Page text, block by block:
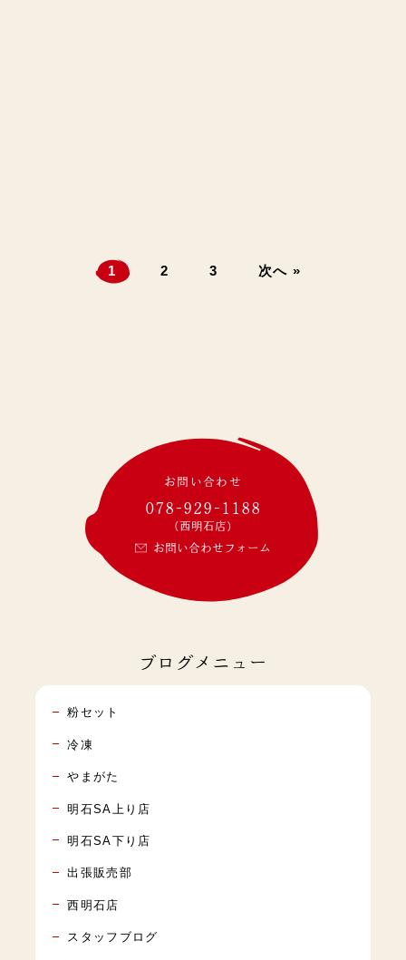
1 2 3 次へ »
お問い合わせ
078-929-1188
(西明石店)
お問い合わせフォーム
ブログメニュー
粉セット
冷凍
やまがた
明石SA上り店
明石SA下り店
出張販売部
西明石店
スタッフブログ